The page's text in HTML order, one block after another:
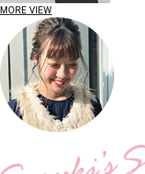
MORE VIEW